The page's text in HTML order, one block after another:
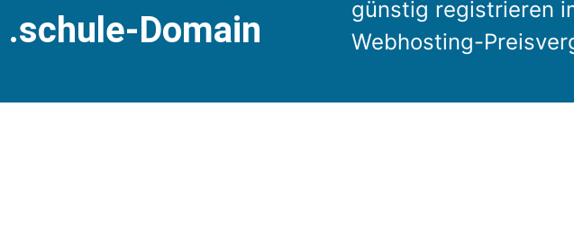
.schule-Domain
günstig registrieren
Webhosting-